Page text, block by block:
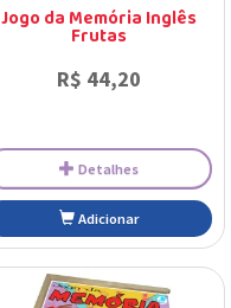
Jogo da Memória Inglês
Frutas
R$ 44,20